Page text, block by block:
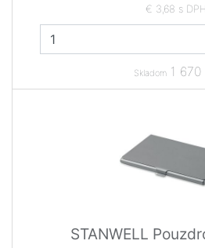
€ 3,68 s DPH
Skladom 1 670
STANWELL